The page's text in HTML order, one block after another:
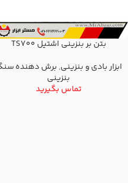
بتن بر بنزینی اشتیل TS700
ابزار بادی و بنزینی, برش دهنده
بنزينی
تماس بگیرید